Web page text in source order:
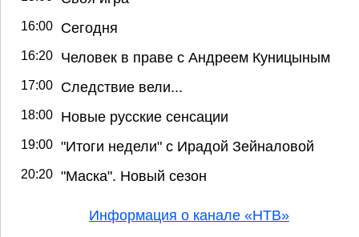
16:00 Сегодня
16:20 Человек в праве с Андреем Куницыным
17:00 Следствие вели...
18:00 Новые русские сенсации
19:00 "Итоги недели" с Ирадой Зейналовой
20:20 "Маска". Новый сезон
Информация о канале «НТВ»